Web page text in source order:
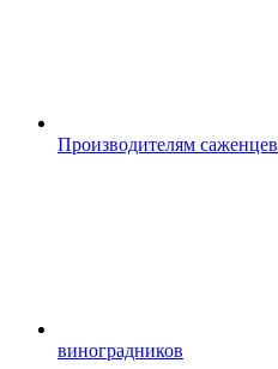
Производителям саженцев
виноградников